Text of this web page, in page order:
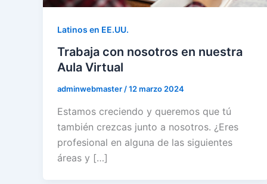
Latinos en EE.UU.
Trabaja con nosotros en nuestra
Aula Virtual
adminwebmaster/12 marzo 2024
Estamos creciendo y queremos que tú
también crezcas junto a nosotros. ¿Eres
profesional en alguna de las siguientes
áreas y […]